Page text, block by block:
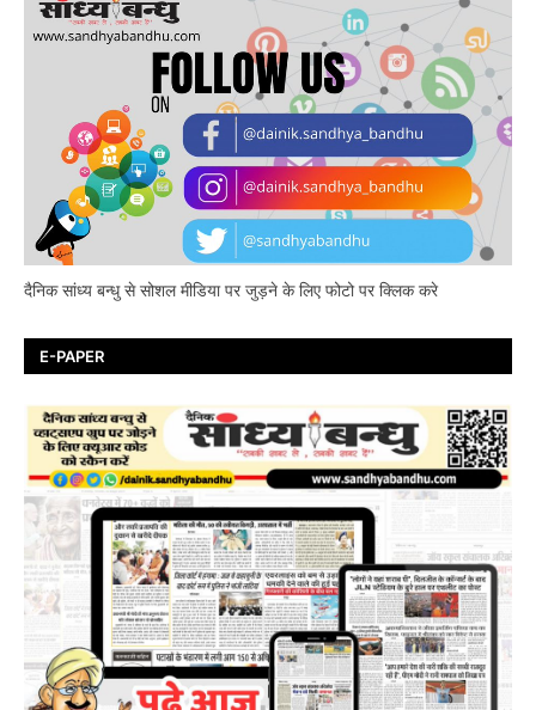
दैनिक सांध्य बन्धु से सोशल मीडिया पर जुड़ने के लिए फोटो पर क्लिक करे
E-PAPER